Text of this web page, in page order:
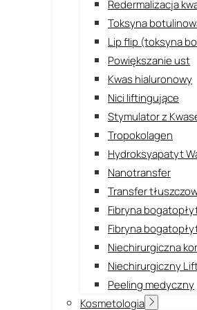
Redermalizacja
Toksyna
Lip flip (toksyna
Powiększanie ust
Kwas hialuronowy
Nici liftingujące
Stymulator z
Tropokolagen
Hydroksyapatyt
Nanotransfer
Transfer
Fibryna
Fibryna
Niechirurgiczna
Niechirurgiczny
Peeling medyczny
Kosmetologia